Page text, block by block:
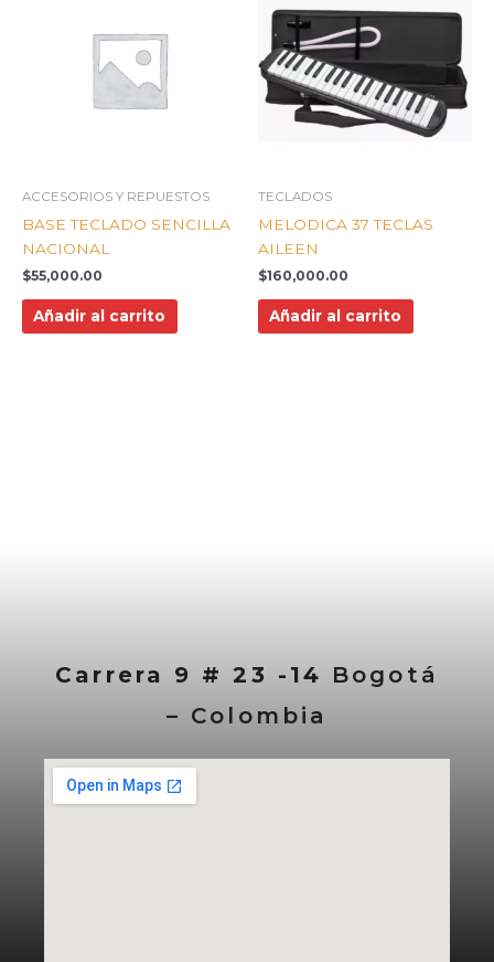
ACCESORIOS Y REPUESTOS
BASE TECLADO SENCILLA
NACIONAL
$55,000.00
Añadir al carrito
TECLADOS
MELODICA 37 TECLAS
AILEEN
$160,000.00
Añadir al carrito
Carrera 9 # 23 -14 Bogotá
– Colombia